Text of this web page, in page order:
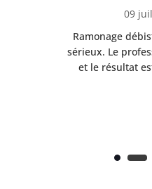
09
Ramonage
sérieux. Le
et le résultat